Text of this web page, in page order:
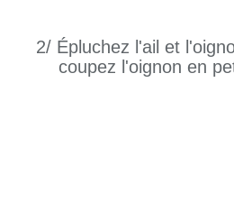
2/ Épluchez l'ail et
coupez l'oignon en